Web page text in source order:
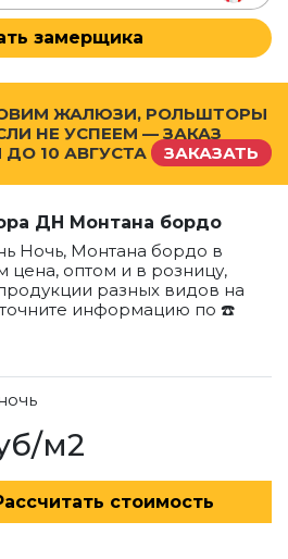
замерщика
ЖАЛЮЗИ, РОЛЬШТОРЫ
НЕ УСПЕЕМ — ЗАКАЗ
ДО 10 АВГУСТА ЗАКАЗАТЬ
ДН Монтана бордо
Ночь, Монтана бордо в
оптом и в розницу,
разных видов на
информацию по ☎️
м2
стоимость